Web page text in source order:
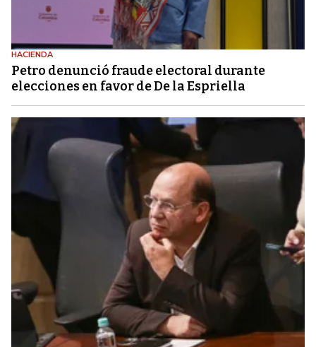
HACIENDA
Petro denunció fraude electoral durante
elecciones en favor de De la Espriella